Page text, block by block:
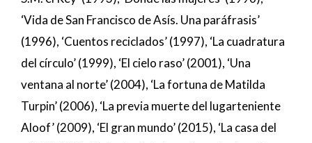
‘Vida de San Francisco de Asís. Una paráfrasis’
(1996), ‘Cuentos reciclados’ (1997), ‘La cuadratura
del círculo’ (1999), ‘El cielo raso’ (2001), ‘Una
ventana al norte’ (2004), ‘La fortuna de Matilda
Turpin’ (2006), ‘La previa muerte del lugarteniente
Aloof’ (2009), ‘El gran mundo’ (2015), ‘La casa del